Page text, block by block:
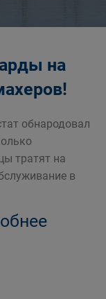
на
обнародовал
тратят на
в